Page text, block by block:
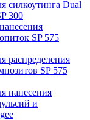
силкоутинга Dual
300
SP 575
распределения
SP 575
нанесения
и